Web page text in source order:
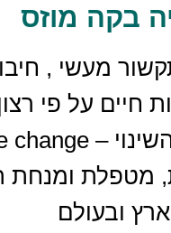
בקה מוזס
מעשי ,
חיים על פי
ומנחת
ובעולם